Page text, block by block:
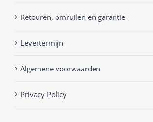
Retouren, omruilen en garantie
Levertermijn
Algemene voorwaarden
Privacy Policy